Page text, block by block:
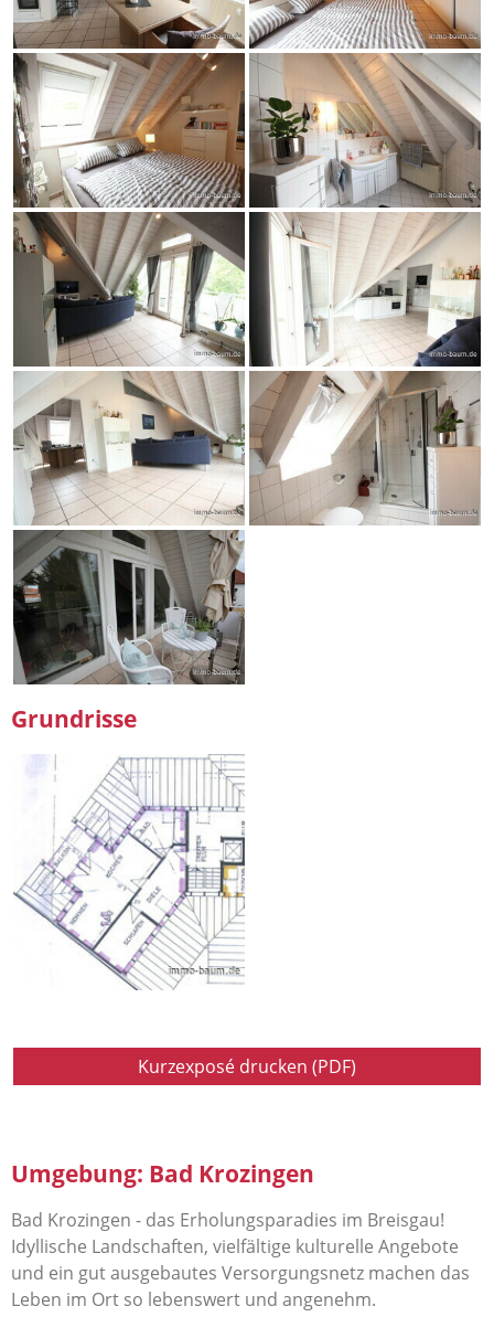
Grundrisse
Kurzexposé drucken (PDF)
Umgebung: Bad Krozingen
Bad Krozingen - das Erholungsparadies im Breisgau!
Idyllische Landschaften, vielfältige kulturelle Angebote
und ein gut ausgebautes Versorgungsnetz machen das
Leben im Ort so lebenswert und angenehm.